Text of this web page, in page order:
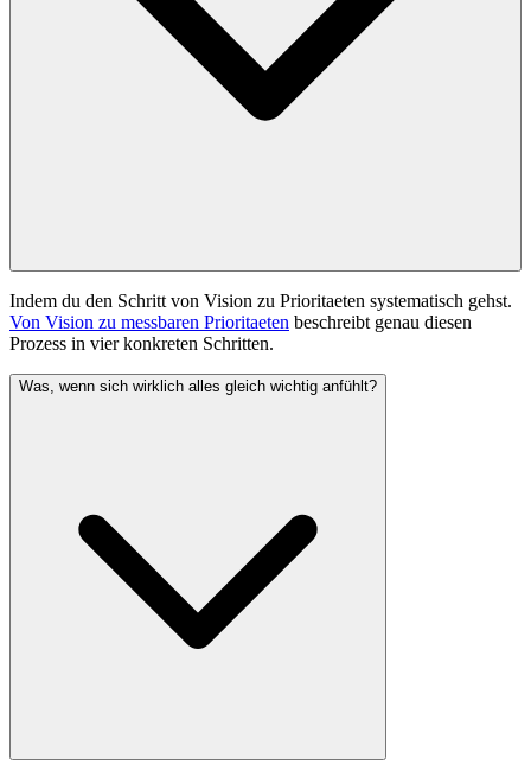
Indem du den Schritt von Vision zu Prioritaeten systematisch gehst.
Von Vision zu messbaren Prioritaeten beschreibt genau diesen
Prozess in vier konkreten Schritten.
Was, wenn sich wirklich alles gleich wichtig anfühlt?